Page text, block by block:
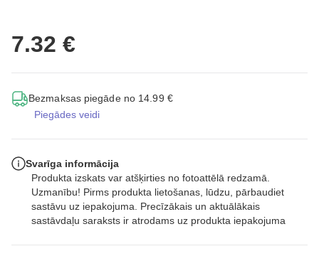
7.32 €
Bezmaksas piegāde no 14.99 €
Piegādes veidi
Svarīga informācija
Produkta izskats var atšķirties no fotoattēlā redzamā.
Uzmanību! Pirms produkta lietošanas, lūdzu, pārbaudiet
sastāvu uz iepakojuma. Precīzākais un aktuālākais
sastāvdaļu saraksts ir atrodams uz produkta iepakojuma